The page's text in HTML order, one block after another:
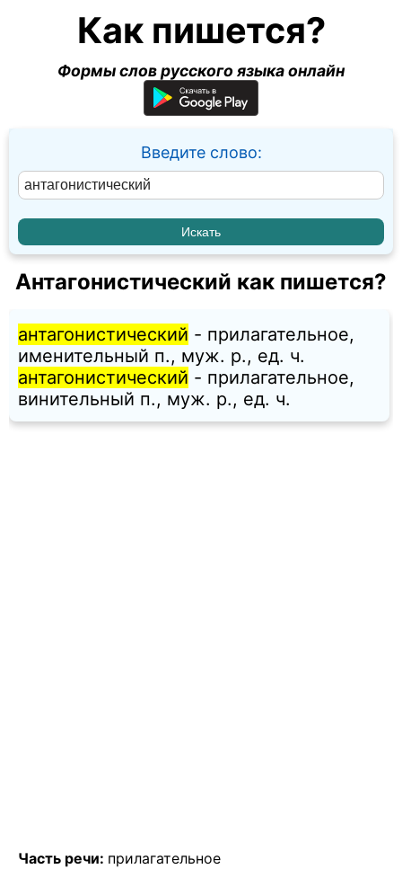
Как пишется?
Формы слов русского языка онлайн
Введите слово:
Антагонистический как пишется?
антагонистический - прилагательное,
именительный п., муж. p., ед. ч.
антагонистический - прилагательное,
винительный п., муж. p., ед. ч.
Часть речи: прилагательное